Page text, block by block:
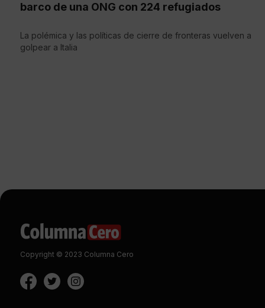
barco de una ONG con 224 refugiados
La polémica y las políticas de cierre de fronteras vuelven a
golpear a Italia
Copyright © 2023 Columna Cero